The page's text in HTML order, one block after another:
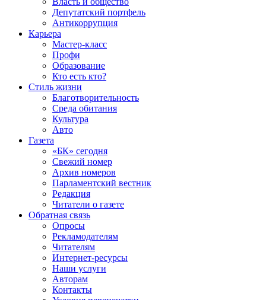
Депутатский портфель
Антикоррупция
Карьера
Мастер-класс
Профи
Образование
Кто есть кто?
Стиль жизни
Благотворительность
Среда обитания
Культура
Авто
Газета
«БК» сегодня
Свежий номер
Архив номеров
Парламентский вестник
Редакция
Читатели о газете
Обратная связь
Опросы
Рекламодателям
Читателям
Интернет-ресурсы
Наши услуги
Авторам
Контакты